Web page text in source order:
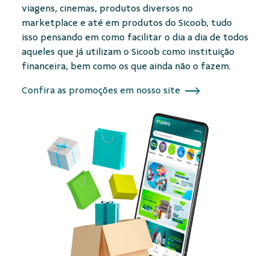
viagens, cinemas, produtos diversos no
marketplace e até em produtos do Sicoob, tudo
isso pensando em como facilitar o dia a dia de todos
aqueles que já utilizam o Sicoob como instituição
financeira, bem como os que ainda não o fazem.
Confira as promoções em nosso site